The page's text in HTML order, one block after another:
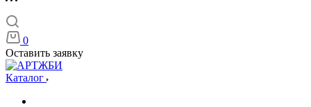
0
Оставить заявку
Каталог